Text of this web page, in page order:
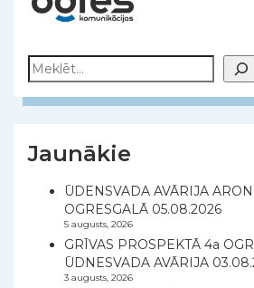
Meklēt
Jaunākie
ŪDENSVADA AVĀRIJA
OGRESGALĀ 05.08.2026
5 augusts, 2026
GRĪVAS PROSPEKTĀ 4a
ŪDNESVADA AVĀRIJA
3 augusts, 2026